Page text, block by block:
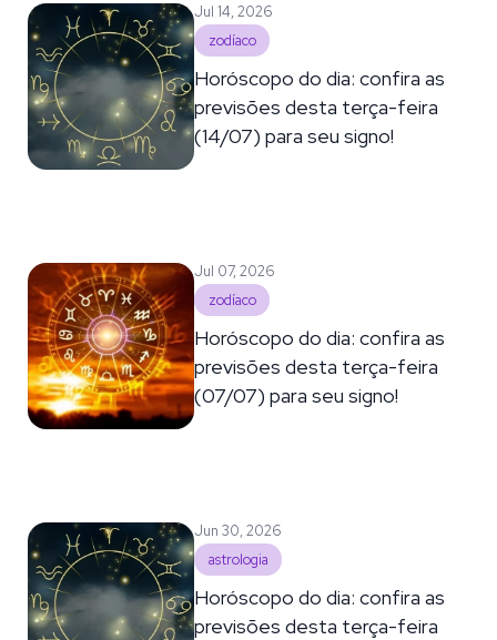
Jul 14, 2026
zodíaco
Horóscopo do dia: confira as
previsões desta terça-feira
(14/07) para seu signo!
Jul 07, 2026
zodíaco
Horóscopo do dia: confira as
previsões desta terça-feira
(07/07) para seu signo!
Jun 30, 2026
astrologia
Horóscopo do dia: confira as
previsões desta terça-feira